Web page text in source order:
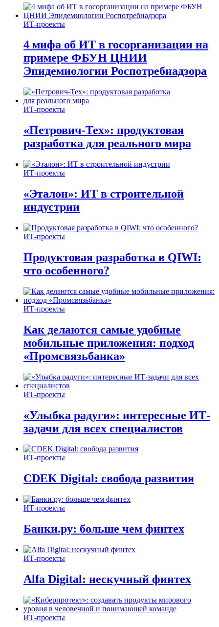
ИТ-проекты
4 мифа об ИТ в госорганизации на
примере ФБУН ЦНИИ
Эпидемиологии Роспотребнадзора
ИТ-проекты
«Петрович-Тех»: продуктовая
разработка для реального мира
ИТ-проекты
«Эталон»: ИТ в строительной
индустрии
ИТ-проекты
Продуктовая разработка в QIWI:
что особенного?
ИТ-проекты
Как делаются самые удобные
мобильные приложения: подход
«Промсвязьбанка»
ИТ-проекты
«Улыбка радуги»: интересные ИТ-
задачи для всех специалистов
ИТ-проекты
CDEK Digital: свобода развития
ИТ-проекты
Банки.ру: больше чем финтех
ИТ-проекты
Alfa Digital: нескучный финтех
ИТ-проекты